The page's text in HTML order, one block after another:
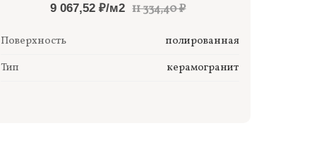
9 067,52 ₽/м2 11 334,40 ₽
Поверхность
полированная
Тип
керамогранит